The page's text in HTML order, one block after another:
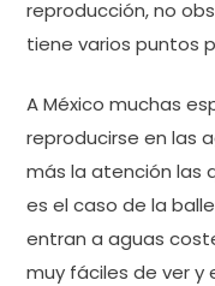
reproducción, no
tiene varios puntos
A México muchas
reproducirse en las
más la atención las
es el caso de la
entran a aguas
muy fáciles de ver y